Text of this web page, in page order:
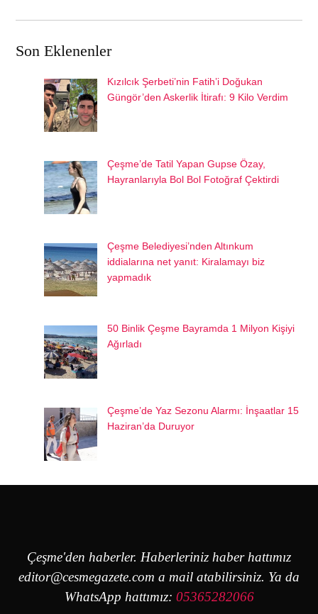
Son Eklenenler
Kızılcık Şerbeti’nin Fatih’i Doğukan
Güngör’den Askerlik İtirafı: 9 Kilo Verdim
Çeşme’de Tatil Yapan Gupse Özay,
Hayranlarıyla Bol Bol Fotoğraf Çektirdi
Çeşme Belediyesi’nden Altınkum
iddialarına net yanıt: Kiralamayı biz
yapmadık
50 Binlik Çeşme Bayramda 1 Milyon Kişiyi
Ağırladı
Çeşme’de Yaz Sezonu Alarmı: İnşaatlar 15
Haziran’da Duruyor
Çeşme'den haberler. Haberleriniz haber hattımız
editor@cesmegazete.com a mail atabilirsiniz. Ya da
WhatsApp hattımız: 05365282066